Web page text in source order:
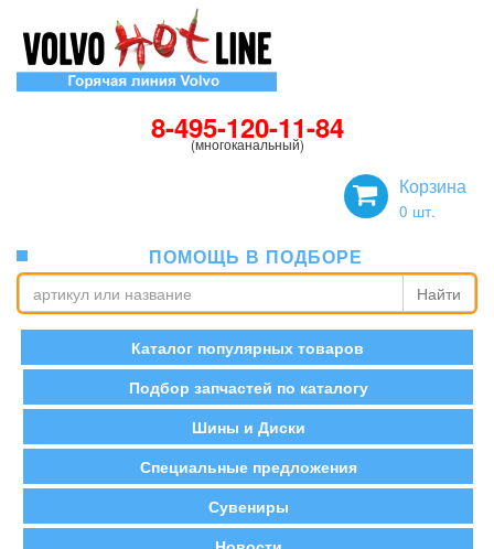
8-495-120-11-84
(многоканальный)
Корзина
0 шт.
ПОМОЩЬ В ПОДБОРЕ
Найти
Каталог популярных товаров
Подбор запчастей по каталогу
Шины и Диски
Специальные предложения
Сувениры